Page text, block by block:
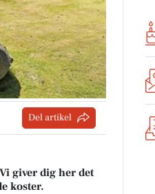
Del artikel
giver dig her det
koster.